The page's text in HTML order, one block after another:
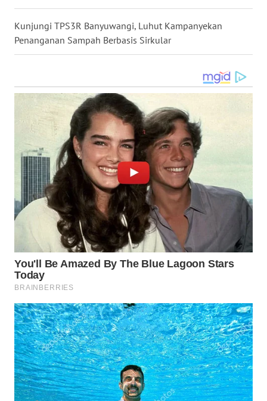
Kunjungi TPS3R Banyuwangi, Luhut Kampanyekan
Penanganan Sampah Berbasis Sirkular
WN
KALTARA
KALTIM
WN
SULSEL
WN
GORONTALO
WN
SULUT
WN
WN
MALUT
WN
DAIRI